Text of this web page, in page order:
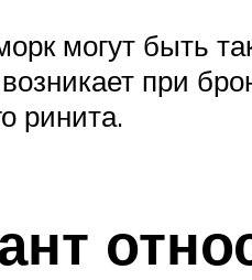
могут быть
при
ринита.